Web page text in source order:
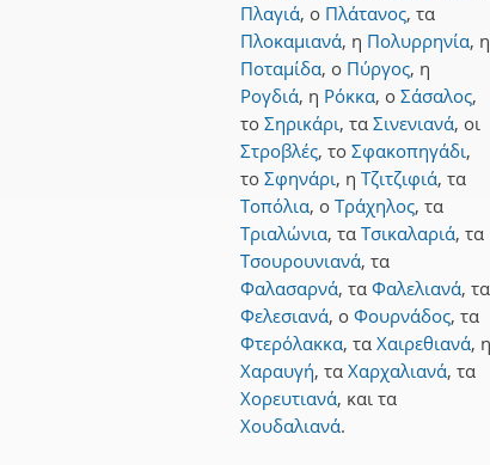
Πλαγιά, ο Πλάτανος, τα
Πλοκαμιανά, η Πολυρρηνία, η
Ποταμίδα, ο Πύργος, η
Ρογδιά, η Ρόκκα, ο Σάσαλος,
το Σηρικάρι, τα Σινενιανά, οι
Στροβλές, το Σφακοπηγάδι,
το Σφηνάρι, η Τζιτζιφιά, τα
Τοπόλια, ο Τράχηλος, τα
Τριαλώνια, τα Τσικαλαριά, τα
Τσουρουνιανά, τα
Φαλασαρνά, τα Φαλελιανά, τα
Φελεσιανά, ο Φουρνάδος, τα
Φτερόλακκα, τα Χαιρεθιανά, η
Χαραυγή, τα Χαρχαλιανά, τα
Χορευτιανά, και τα
Χουδαλιανά.